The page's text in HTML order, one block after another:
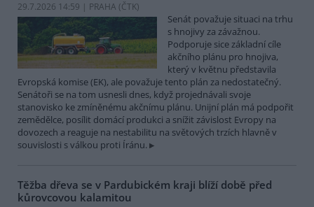
29.7.2026 14:59 | PRAHA (ČTK)
Senát považuje situaci na trhu
s hnojivy za závažnou.
Podporuje sice základní cíle
akčního plánu pro hnojiva,
který v květnu představila
Evropská komise (EK), ale považuje tento plán za nedostatečný.
Senátoři se na tom usnesli dnes, když projednávali svoje
stanovisko ke zmíněnému akčnímu plánu. Unijní plán má podpořit
zemědělce, posílit domácí produkci a snížit závislost Evropy na
dovozech a reaguje na nestabilitu na světových trzích hlavně v
souvislosti s válkou proti Íránu.
Těžba dřeva se v Pardubickém kraji blíží době před
kůrovcovou kalamitou